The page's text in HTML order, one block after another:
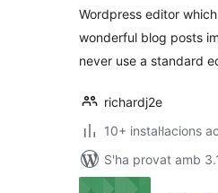
Wordpress editor
wonderful blog posts
never use a standard
richardj2e
10+ instal·lacions
S'ha provat amb